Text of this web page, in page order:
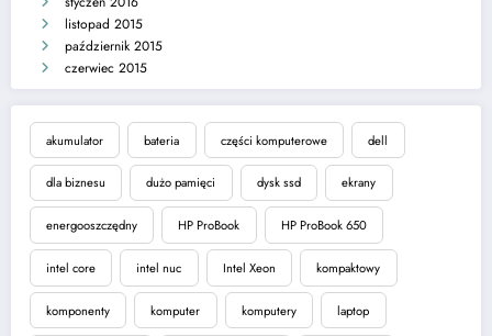
listopad 2015
październik 2015
czerwiec 2015
akumulator bateria części komputerowe dell
dla biznesu dużo pamięci dysk ssd ekrany
energooszczędny HP ProBook HP ProBook 650
intel core intel nuc Intel Xeon kompaktowy
komponenty komputer komputery laptop